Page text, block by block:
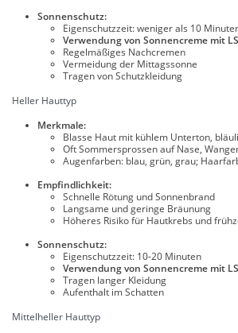
Sonnenschutz:
Eigenschutzzeit: weniger als 10
Verwendung von Sonnencreme mit
Regelmäßiges Nachcremen
Vermeidung der Mittagssonne
Tragen von Schutzkleidung
Heller Hauttyp
Merkmale:
Blasse Haut mit kühlem Unterton,
Oft Sommersprossen auf Nase,
Augenfarben: blau, grün, grau;
Empfindlichkeit:
Schnelle Rötung und Sonnenbrand
Langsame und geringe Bräunung
Höheres Risiko für Hautkrebs und
Sonnenschutz:
Eigenschutzzeit: 10-20 Minuten
Verwendung von Sonnencreme mit
Tragen langer Kleidung
Aufenthalt im Schatten
Mittelheller Hauttyp